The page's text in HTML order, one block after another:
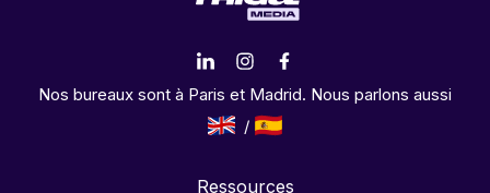
Nos bureaux sont à Paris et Madrid. Nous parlons aussi
Ressources